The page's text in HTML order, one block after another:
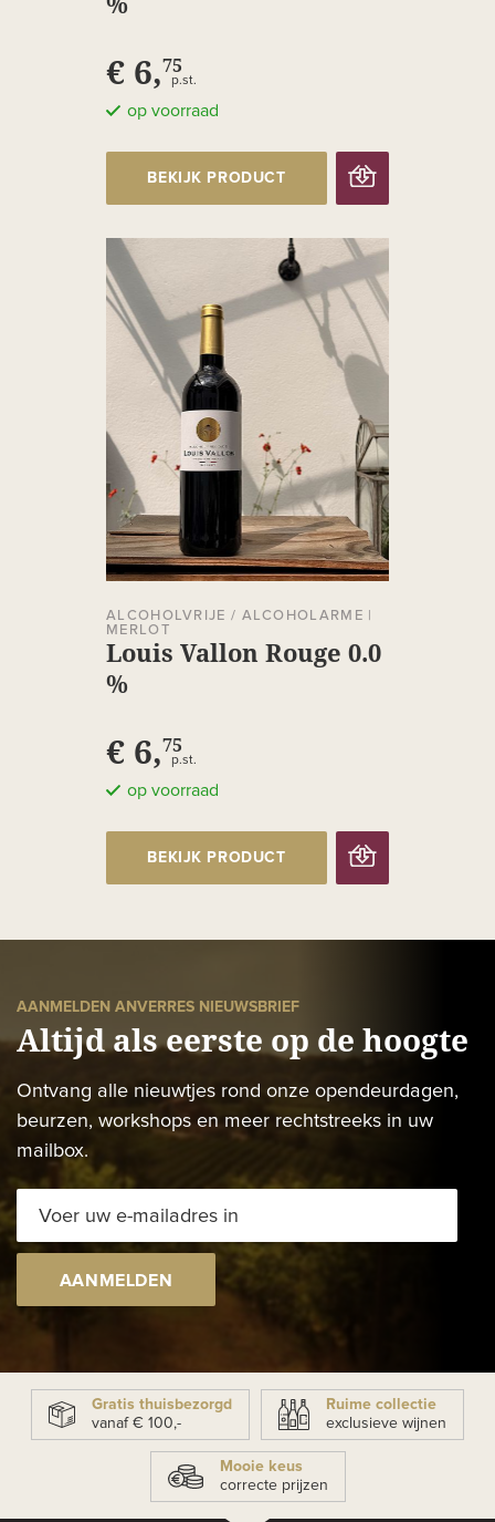
€ 6,75
p.st.
op voorraad
BEKIJK PRODUCT
ALCOHOLVRIJE / ALCOHOLARME |
MERLOT
Louis Vallon Rouge 0.0
%
€ 6,75
p.st.
op voorraad
BEKIJK PRODUCT
AANMELDEN ANVERRES NIEUWSBRIEF
Altijd als eerste op de hoogte
Ontvang alle nieuwtjes rond onze opendeurdagen,
beurzen, workshops en meer rechtstreeks in uw
mailbox.
AANMELDEN
Gratis thuisbezorgd
vanaf € 100,-
Ruime collectie
exclusieve wijnen
Mooie keus
correcte prijzen